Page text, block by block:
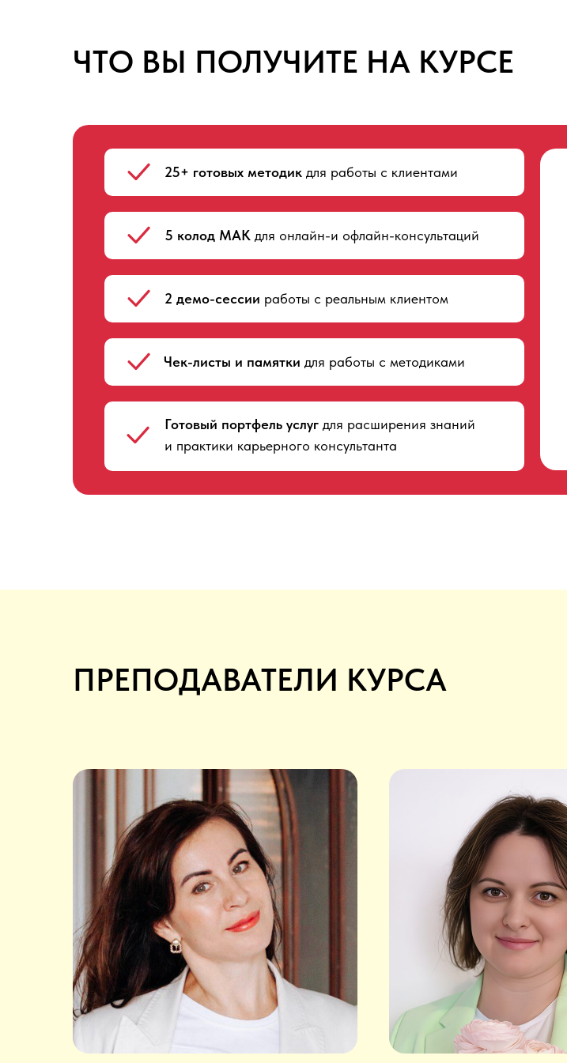
ЧТО ВЫ ПОЛУЧИТЕ НА КУРСЕ
Готовый портфель услуг для расширения знаний
и практики карьерного консультанта
Чек-листы и памятки для работы с методиками
2 демо-сессии работы с реальным клиентом
5 колод МАК для онлайн-и офлайн-консультаций
25+ готовых методик для работы с клиентами
ПРЕПОДАВАТЕЛИ КУРСА